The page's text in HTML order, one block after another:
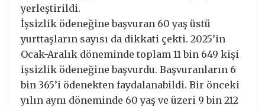
yerleştirildi.
İşsizlik ödeneğine başvuran 60 yaş üstü
yurttaşların sayısı da dikkati çekti. 2025’in
Ocak-Aralık döneminde toplam 11 bin 649 kişi
işsizlik ödeneğine başvurdu. Başvuranların 6
bin 365’i ödenekten faydalanabildi. Bir önceki
yılın aynı döneminde 60 yaş ve üzeri 9 bin 212